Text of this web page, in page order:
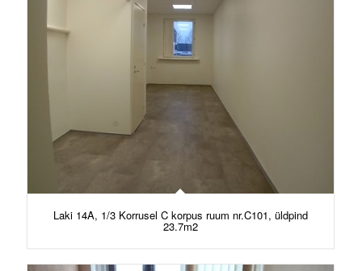
Laki 14A, 1/3 Korrusel C korpus ruum nr.C101, üldpind
23.7m2